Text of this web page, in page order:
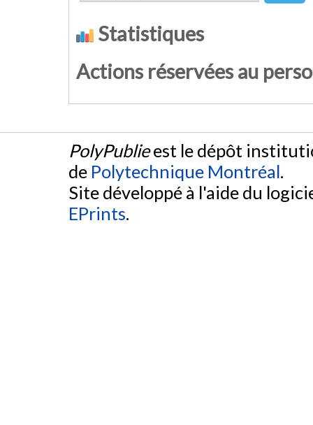
Statistiques
Actions réservées au
PolyPublieest le dépôt
de Polytechnique Montréal.
Site développé à l'aide du
EPrints.